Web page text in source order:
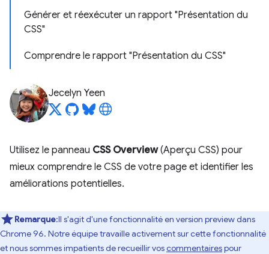
Générer et réexécuter un rapport "Présentation du
CSS"
Comprendre le rapport "Présentation du CSS"
Jecelyn Yeen
Utilisez le panneau CSS Overview(Aperçu CSS) pour
mieux comprendre le CSS de votre page et identifier les
améliorations potentielles.
Remarque:Il s'agit d'une fonctionnalité en version preview dans
Chrome 96. Notre équipe travaille activement sur cette fonctionnalité
et nous sommes impatients de recueillir voscommentairespour